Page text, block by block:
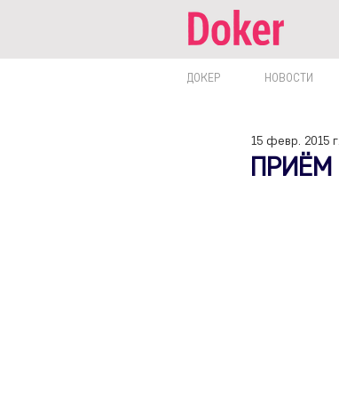
ДОКЕР НОВОСТИ
ПРИЁМ
15 февр. 2015 г.